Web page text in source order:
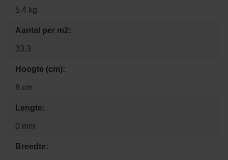
5.4 kg
Aantal per m2:
33.3
Hoogte (cm):
8 cm
Lengte:
0 mm
Breedte: